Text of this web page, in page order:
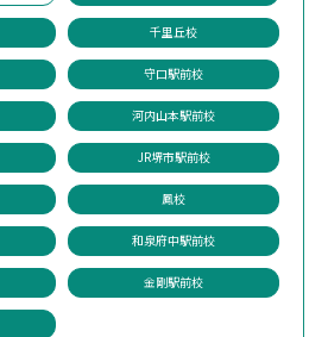
千里丘校
守口駅前校
河内山本駅前校
JR堺市駅前校
鳳校
和泉府中駅前校
金剛駅前校